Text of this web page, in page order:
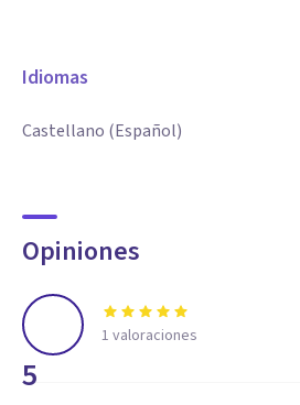
Idiomas
Castellano (Español)
Opiniones
5
1 valoraciones